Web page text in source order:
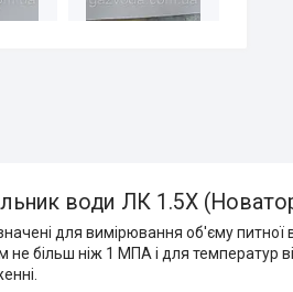
води ЛК 1.5Х
для вимірювання об'єму питної
більш ніж 1 МПА і для температур